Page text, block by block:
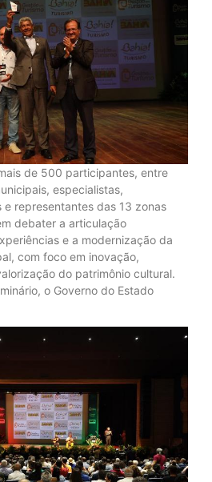
de 500 participantes, entre
especialistas,
e representantes das 13 zonas
debater a articulação
e a modernização da
com foco em inovação,
do patrimônio cultural.
o Governo do Estado